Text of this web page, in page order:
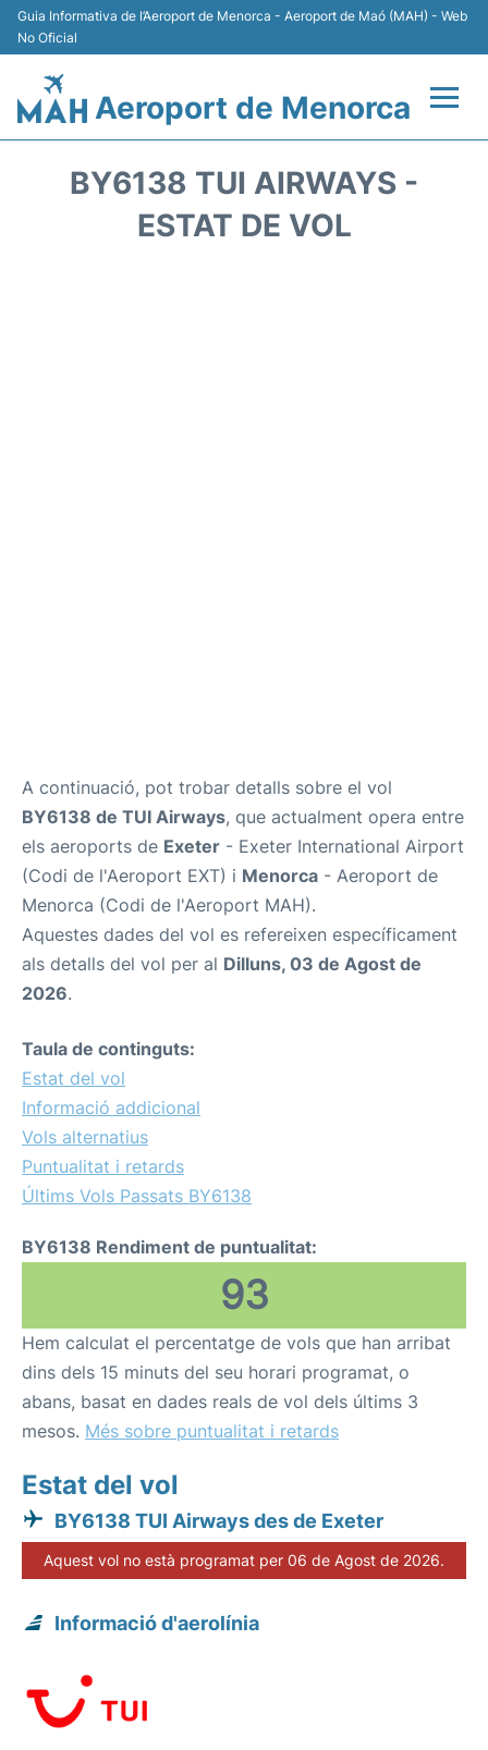
Guia Informativa de l’Aeroport de Menorca - Aeroport de Maó (MAH) - Web
No Oficial
Aeroport de Menorca
BY6138 TUI AIRWAYS -
ESTAT DE VOL
A continuació, pot trobar detalls sobre el vol
BY6138 de TUI Airways, que actualment opera entre
els aeroports de Exeter - Exeter International Airport
(Codi de l'Aeroport EXT) i Menorca - Aeroport de
Menorca (Codi de l'Aeroport MAH).
Aquestes dades del vol es refereixen específicament
als detalls del vol per al Dilluns, 03 de Agost de
2026.
Taula de continguts:
Estat del vol
Informació addicional
Vols alternatius
Puntualitat i retards
Últims Vols Passats BY6138
BY6138 Rendiment de puntualitat:
93
Hem calculat el percentatge de vols que han arribat
dins dels 15 minuts del seu horari programat, o
abans, basat en dades reals de vol dels últims 3
mesos. Més sobre puntualitat i retards
Estat del vol
BY6138 TUI Airways des de Exeter
Aquest vol no està programat per 06 de Agost de 2026.
Informació d'aerolínia